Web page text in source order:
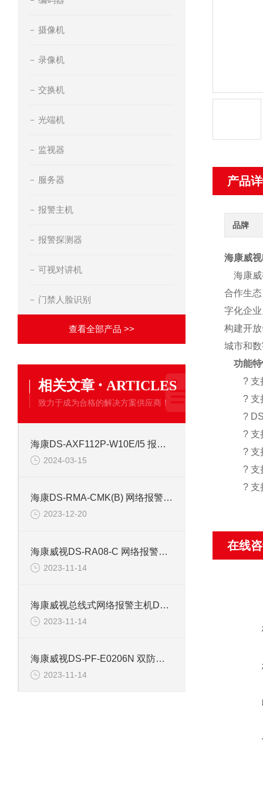
摄像机
录像机
交换机
光端机
监视器
服务器
报警主机
报警探测器
可视对讲机
门禁人脸识别
查看全部产品 >>
相关文章 · ARTICLES
致力于成为合格的解决方案供应商！
海康DS-AXF112P-W10E/I5 报警主机
2024-03-15
海康DS-RMA-CMK(B) 网络报警主机RS485接口
2023-12-20
海康威视DS-RA08-C 网络报警主机防区
2023-11-14
海康威视总线式网络报警主机DS-29A08-01BN
2023-11-14
海康威视DS-PF-E0206N 双防区脉冲电子围栏主机
2023-11-14
产品
品牌
海康威
海康威
合作生
字化企
构建开
城市和
功能
? 支持
? 支持
? DS-
? 支持
? 支持
? 支持
? 支持
在线